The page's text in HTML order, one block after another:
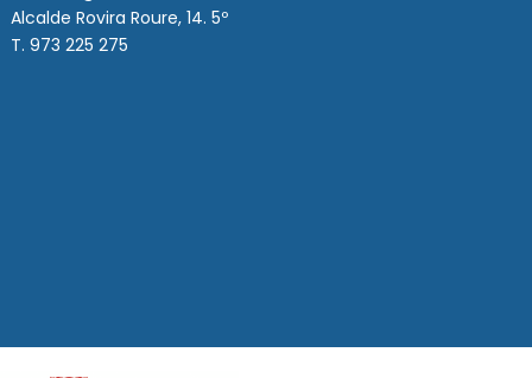
Alcalde Rovira Roure, 14. 5º
T. 973 225 275